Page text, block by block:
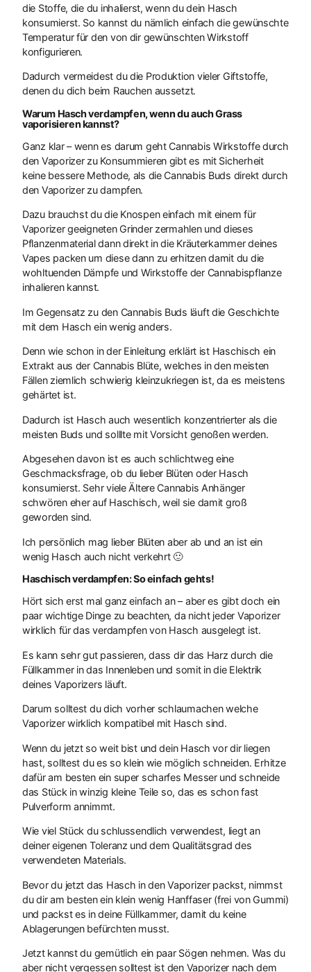
die Stoffe, die du inhalierst, wenn du dein Hasch
konsumierst. So kannst du nämlich einfach die gewünschte
Temperatur für den von dir gewünschten Wirkstoff
konfigurieren.
Dadurch vermeidest du die Produktion vieler Giftstoffe,
denen du dich beim Rauchen aussetzt.
Warum Hasch verdampfen, wenn du auch Grass
vaporisieren kannst?
Ganz klar – wenn es darum geht Cannabis Wirkstoffe durch
den Vaporizer zu Konsummieren gibt es mit Sicherheit
keine bessere Methode, als die Cannabis Buds direkt durch
den Vaporizer zu dampfen.
Dazu brauchst du die Knospen einfach mit einem für
Vaporizer geeigneten Grinder zermahlen und dieses
Pflanzenmaterial dann direkt in die Kräuterkammer deines
Vapes packen um diese dann zu erhitzen damit du die
wohltuenden Dämpfe und Wirkstoffe der Cannabispflanze
inhalieren kannst.
Im Gegensatz zu den Cannabis Buds läuft die Geschichte
mit dem Hasch ein wenig anders.
Denn wie schon in der Einleitung erklärt ist Haschisch ein
Extrakt aus der Cannabis Blüte, welches in den meisten
Fällen ziemlich schwierig kleinzukriegen ist, da es meistens
gehärtet ist.
Dadurch ist Hasch auch wesentlich konzentrierter als die
meisten Buds und solllte mit Vorsicht genoßen werden.
Abgesehen davon ist es auch schlichtweg eine
Geschmacksfrage, ob du lieber Blüten oder Hasch
konsumierst. Sehr viele Ältere Cannabis Anhänger
schwören eher auf Haschisch, weil sie damit groß
geworden sind.
Ich persönlich mag lieber Blüten aber ab und an ist ein
wenig Hasch auch nicht verkehrt 🙂
Haschisch verdampfen: So einfach gehts!
Hört sich erst mal ganz einfach an – aber es gibt doch ein
paar wichtige Dinge zu beachten, da nicht jeder Vaporizer
wirklich für das verdampfen von Hasch ausgelegt ist.
Es kann sehr gut passieren, dass dir das Harz durch die
Füllkammer in das Innenleben und somit in die Elektrik
deines Vaporizers läuft.
Darum solltest du dich vorher schlaumachen welche
Vaporizer wirklich kompatibel mit Hasch sind.
Wenn du jetzt so weit bist und dein Hasch vor dir liegen
hast, solltest du es so klein wie möglich schneiden. Erhitze
dafür am besten ein super scharfes Messer und schneide
das Stück in winzig kleine Teile so, das es schon fast
Pulverform annimmt.
Wie viel Stück du schlussendlich verwendest, liegt an
deiner eigenen Toleranz und dem Qualitätsgrad des
verwendeten Materials.
Bevor du jetzt das Hasch in den Vaporizer packst, nimmst
du dir am besten ein klein wenig Hanffaser (frei von Gummi)
und packst es in deine Füllkammer, damit du keine
Ablagerungen befürchten musst.
Jetzt kannst du gemütlich ein paar Sögen nehmen. Was du
aber nicht vergessen solltest ist den Vaporizer nach dem